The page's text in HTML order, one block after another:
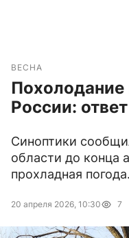
ВЕСНА
Похолодание
России:
Синоптики
области до конца
прохладная погода.
20 апреля 2026, 10:30 7